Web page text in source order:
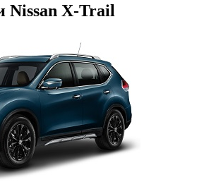
Nissan X-Trail